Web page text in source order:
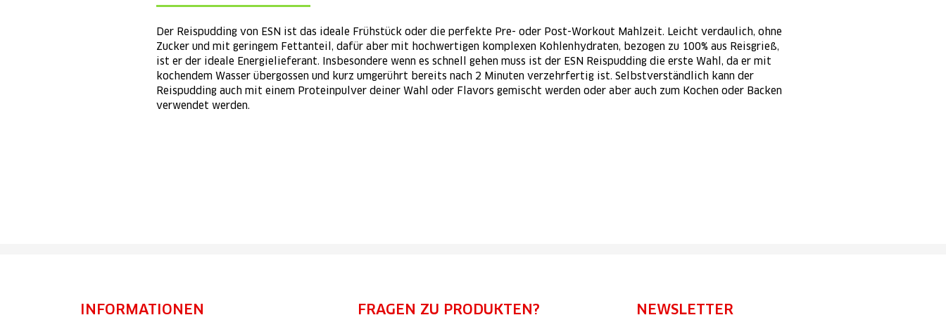
Der Reispudding von ESN ist das ideale Frühstück oder die perfekte Pre- oder Post-Workout Mahlzeit. Leicht verdaulich, ohne
Zucker und mit geringem Fettanteil, dafür aber mit hochwertigen komplexen Kohlenhydraten, bezogen zu 100% aus Reisgrieß,
ist er der ideale Energielieferant. Insbesondere wenn es schnell gehen muss ist der ESN Reispudding die erste Wahl, da er mit
kochendem Wasser übergossen und kurz umgerührt bereits nach 2 Minuten verzehrfertig ist. Selbstverständlich kann der
Reispudding auch mit einem Proteinpulver deiner Wahl oder Flavors gemischt werden oder aber auch zum Kochen oder Backen
verwendet werden.
INFORMATIONEN FRAGEN ZU PRODUKTEN? NEWSLETTER